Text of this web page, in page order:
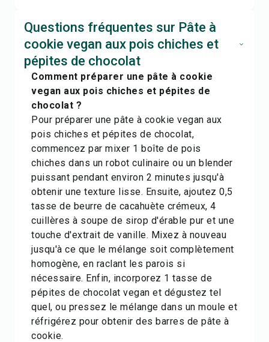
Questions fréquentes sur Pâte à
cookie vegan aux pois chiches et
pépites de chocolat
Comment préparer une pâte à cookie
vegan aux pois chiches et pépites de
chocolat ?
Pour préparer une pâte à cookie vegan aux
pois chiches et pépites de chocolat,
commencez par mixer 1 boîte de pois
chiches dans un robot culinaire ou un blender
puissant pendant environ 2 minutes jusqu'à
obtenir une texture lisse. Ensuite, ajoutez 0,5
tasse de beurre de cacahuète crémeux, 4
cuillères à soupe de sirop d'érable pur et une
touche d'extrait de vanille. Mixez à nouveau
jusqu'à ce que le mélange soit complètement
homogène, en raclant les parois si
nécessaire. Enfin, incorporez 1 tasse de
pépites de chocolat vegan et dégustez tel
quel, ou pressez le mélange dans un moule et
réfrigérez pour obtenir des barres de pâte à
cookie.